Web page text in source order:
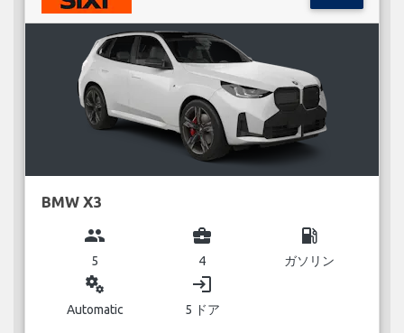
BMW X3
group
5
business_center
4
local_gas_station
ガソリン
miscellaneous_services
Automatic
login
5 ドア